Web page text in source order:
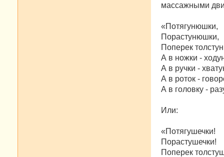
массажными
«Потягунюшки,
Порастунюшки,
Поперек
А в ножки -
А в ручки -
А в роток -
А в головку -
Или:
«Потягушечки!
Порастушечки!
Поперек